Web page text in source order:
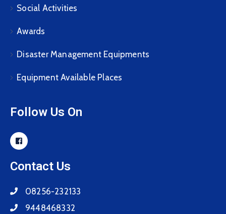
Social Activities
Awards
Disaster Management Equipments
Equipment Available Places
Follow Us On
Contact Us
08256-232133
9448468332